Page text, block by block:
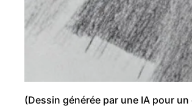
(Dessin générée par une IA pour